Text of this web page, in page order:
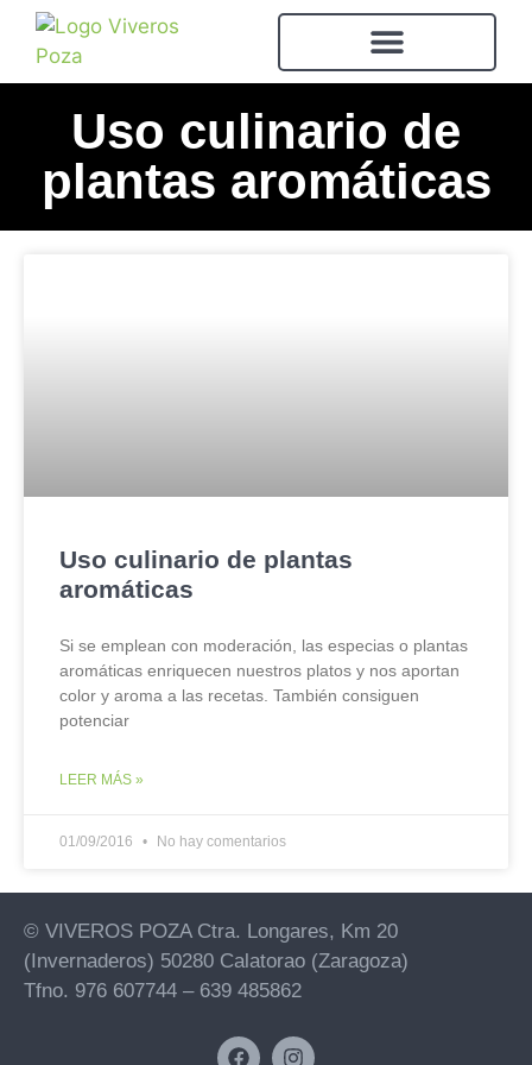
Uso culinario de
plantas aromáticas
Uso culinario de plantas
aromáticas
Si se emplean con moderación, las especias o plantas
aromáticas enriquecen nuestros platos y nos aportan
color y aroma a las recetas. También consiguen
potenciar
LEER MÁS »
01/09/2016 No hay comentarios
© VIVEROS POZA Ctra. Longares, Km 20
(Invernaderos) 50280 Calatorao (Zaragoza)
Tfno. 976 607744 – 639 485862